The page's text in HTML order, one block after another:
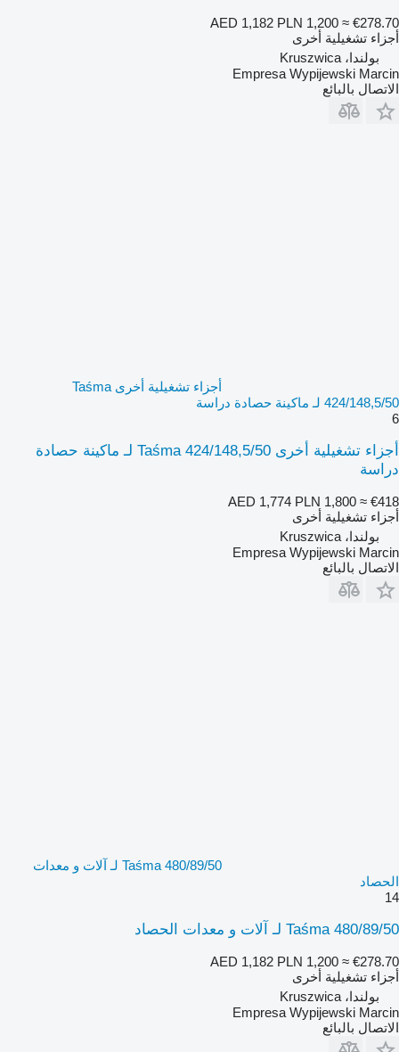
AED 1,182 PLN 1,200 ≈ €278.70
أجزاء تشغيلية أخرى
بولندا، Kruszwica
Empresa Wypijewski Marcin
الاتصال بالبائع
أجزاء تشغيلية أخرى Taśma
424/148,5/50 لـ ماكينة حصادة دراسة
6
أجزاء تشغيلية أخرى Taśma 424/148,5/50 لـ ماكينة حصادة
دراسة
AED 1,774 PLN 1,800 ≈ €418
أجزاء تشغيلية أخرى
بولندا، Kruszwica
Empresa Wypijewski Marcin
الاتصال بالبائع
Taśma 480/89/50 لـ آلات و معدات
الحصاد
14
Taśma 480/89/50 لـ آلات و معدات الحصاد
AED 1,182 PLN 1,200 ≈ €278.70
أجزاء تشغيلية أخرى
بولندا، Kruszwica
Empresa Wypijewski Marcin
الاتصال بالبائع